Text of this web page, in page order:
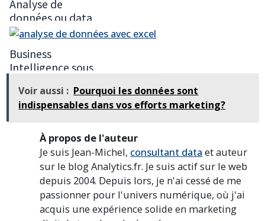
Analyse de
données ou data
analysis
Business
Intelligence sous
Query, Power
Pivot et Power
Map
Voir aussi : Pourquoi les données sont
indispensables dans vos efforts marketing?
À propos de l'auteur
Je suis Jean-Michel, consultant data et auteur
sur le blog Analytics.fr. Je suis actif sur le web
depuis 2004. Depuis lors, je n'ai cessé de me
passionner pour l'univers numérique, où j'ai
acquis une expérience solide en marketing